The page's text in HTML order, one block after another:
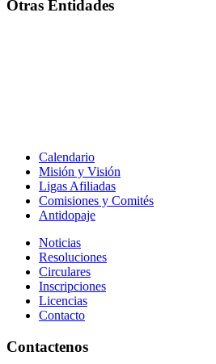
Otras Entidades
Calendario
Misión y Visión
Ligas Afiliadas
Comisiones y Comités
Antidopaje
Noticias
Resoluciones
Circulares
Inscripciones
Licencias
Contacto
Contactenos